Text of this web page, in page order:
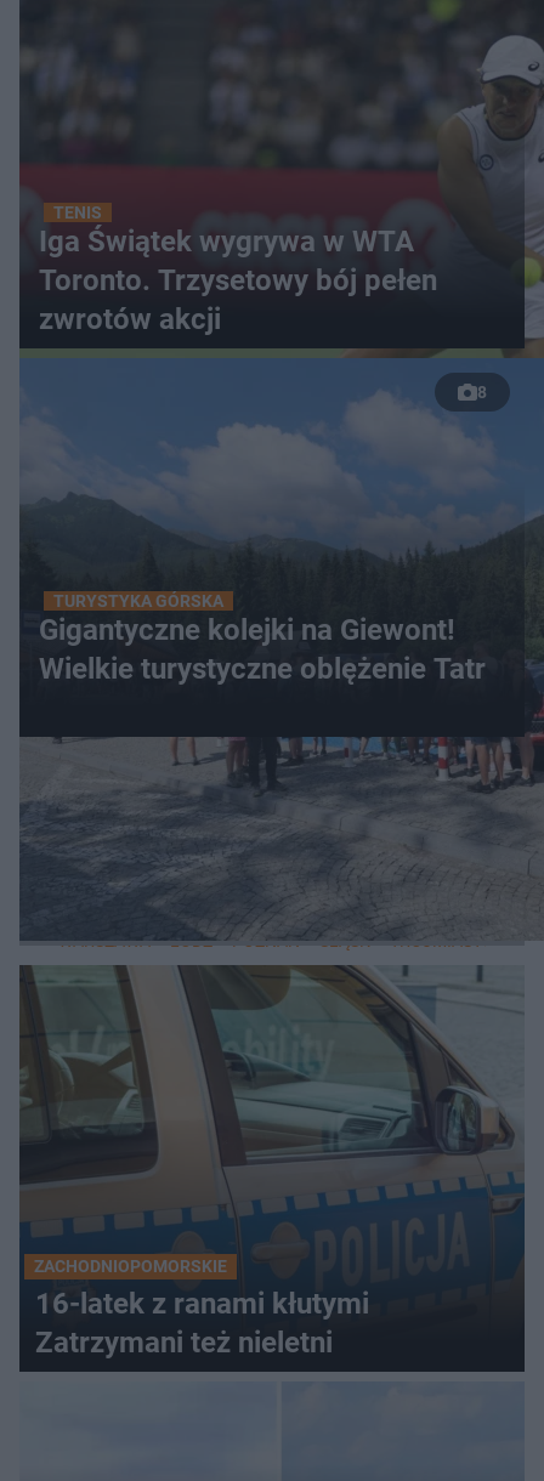
TENIS
Iga Świątek wygrywa w WTA
Toronto. Trzysetowy bój pełen
zwrotów akcji
8
TURYSTYKA GÓRSKA
Gigantyczne kolejki na Giewont!
Wielkie turystyczne oblężenie Tatr
WIĘCEJ
LOKALNE
WARSZAWA ŁÓDŹ POZNAŃ ŚLĄSK TRÓJMIASTO
ZACHODNIOPOMORSKIE
16-latek z ranami kłutymi
Zatrzymani też nieletni